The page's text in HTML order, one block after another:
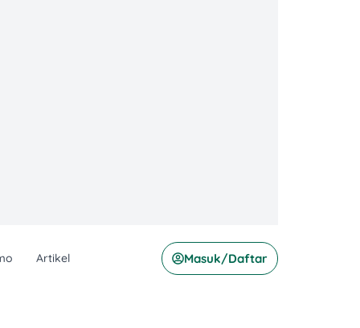
Artikel Masuk/Daftar